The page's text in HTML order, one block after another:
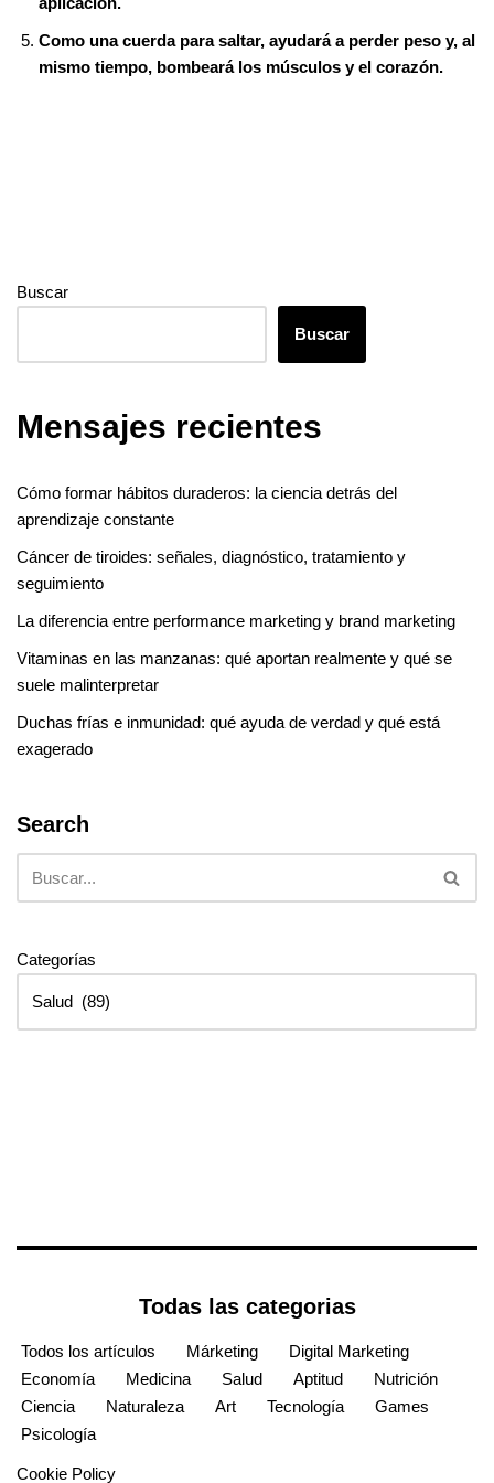
t
p
Como una cuerda para saltar, ayudará a perder peso y, al
mismo tiempo, bombeará los músculos y el corazón.
Buscar
Buscar
Mensajes recientes
Cómo formar hábitos duraderos: la ciencia detrás del
aprendizaje constante
Cáncer de tiroides: señales, diagnóstico, tratamiento y
seguimiento
La diferencia entre performance marketing y brand marketing
Vitaminas en las manzanas: qué aportan realmente y qué se
suele malinterpretar
Duchas frías e inmunidad: qué ayuda de verdad y qué está
exagerado
Search
Categorías
Todas las categorias
Todos los artículos Márketing
Digital Marketing
Economía
Medicina Salud Aptitud
Nutrición
Ciencia
Naturaleza Art Tecnología
Games
Psicología
Cookie Policy